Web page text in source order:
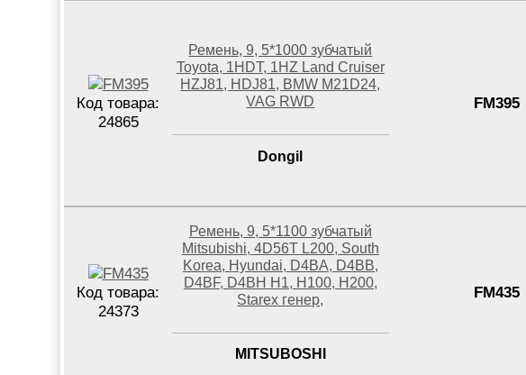
Код товара:
24865
Ремень, 9, 5*1000 зубчатый
Toyota, 1HDT, 1HZ Land Cruiser
HZJ81, HDJ81, BMW M21D24,
VAG RWD
Dongil
FM395
Код товара:
24373
Ремень, 9, 5*1100 зубчатый
Mitsubishi, 4D56T L200, South
Korea, Hyundai, D4BA, D4BB,
D4BF, D4BH H1, H100, H200,
Starex генер,
MITSUBOSHI
FM435